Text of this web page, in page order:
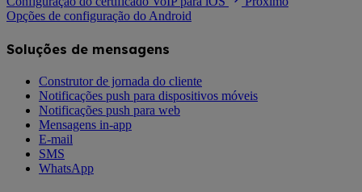
Opções de configuração do Android
Soluções de mensagens
Construtor de jornada do cliente
Notificações push para dispositivos móveis
Notificações push para web
Mensagens in-app
E-mail
SMS
WhatsApp